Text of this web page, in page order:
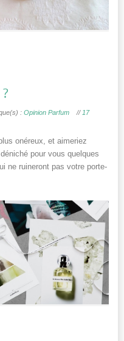
: Opinion Parfum // 17
onéreux, et aimeriez
pour vous quelques
ne ruineront pas votre porte-